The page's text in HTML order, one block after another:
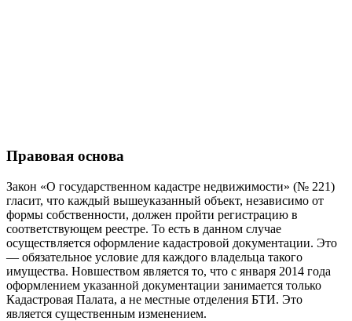
Правовая основа
Закон «О государственном кадастре недвижимости» (№ 221)
гласит, что каждый вышеуказанный объект, независимо от
формы собственности, должен пройти регистрацию в
соответствующем реестре. То есть в данном случае
осуществляется оформление кадастровой документации. Это
— обязательное условие для каждого владельца такого
имущества. Новшеством является то, что с января 2014 года
оформлением указанной документации занимается только
Кадастровая Палата, а не местные отделения БТИ. Это
является существенным изменением.